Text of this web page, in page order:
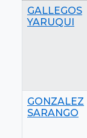
GALLEGOS
YARUQUI
GONZALEZ
SARANGO